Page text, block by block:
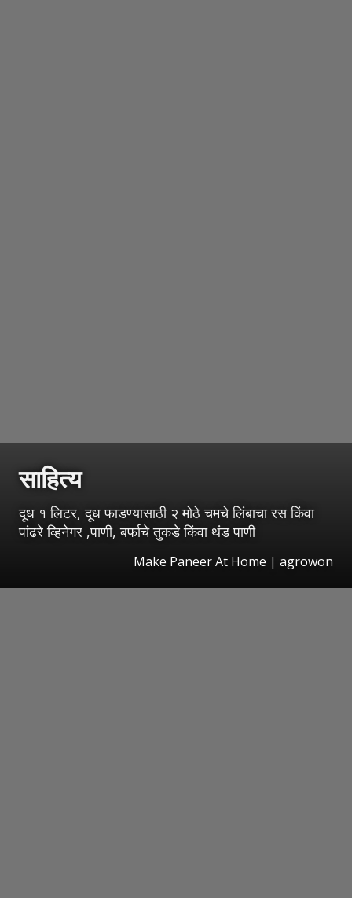
साहित्य
दूध १ लिटर, दूध फाडण्यासाठी २ मोठे चमचे लिंबाचा रस किंवा
पांढरे व्हिनेगर ,पाणी, बर्फाचे तुकडे किंवा थंड पाणी
Make Paneer At Home | agrowon